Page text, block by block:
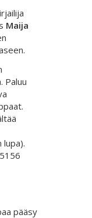
Maija
Paluu
lupa).
pääsy